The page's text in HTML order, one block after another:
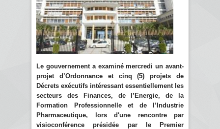
Le gouvernement a examiné mercredi un avant-
projet d’Ordonnance et cinq (5) projets de
Décrets exécutifs intéressant essentiellement les
secteurs des Finances, de l’Energie, de la
Formation Professionnelle et de l’Industrie
Pharmaceutique, lors d'une rencontre par
visioconférence présidée par le Premier